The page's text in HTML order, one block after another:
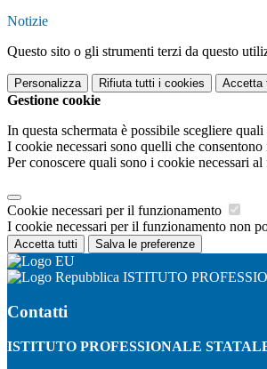
Notizie
Questo sito o gli strumenti terzi da questo
Personalizza Rifiuta tutti i cookies Accetta
Gestione cookie
In questa schermata è possibile scegliere
I cookie necessari sono quelli che
Per conoscere quali sono i cookie necessari
Cookie necessari per il funzionamento
I cookie necessari per il funzionamento non
Accetta tutti Salva le preferenze
ISTITUTO
Contatti
ISTITUTO PROFESSIONALE